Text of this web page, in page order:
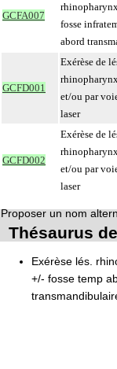
GCFA007
fosse
abord
GCFD001
Exérèse de
et/ou par
laser
GCFD002
Exérèse de
et/ou par
laser
Proposer un nom
Thésaurus
Exérèse lés.
+/- fosse temp